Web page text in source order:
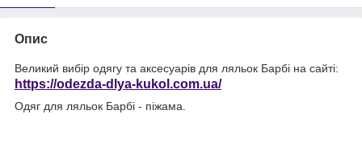
Опис
Великий вибір одягу та аксесуарів для ляльок Барбі на сайті:
https://odezda-dlya-kukol.com.ua/
Одяг для ляльок Барбі - піжама.